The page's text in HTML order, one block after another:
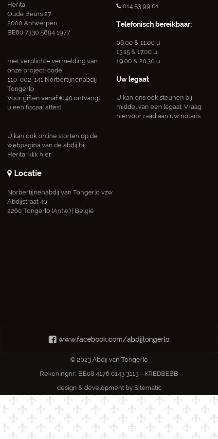
Herita
Oude Beurs 27
2000 Antwerpen
BE80 7330 5894 1977
met verplichte vermelding van
onze project-code:
110-002-141 Norbertijnenabdij
Tongerlo
Voor giften vanaf € 40 ontvangt
u een fiscaal attest.
U kan ook online storten op de
webpagina van de abdij bij
Herita: klik hier
014 53 99 01
Telefonisch bereikbaar:
08.00 & 11.00 u
13.15 & 17.00 u
19.00 & 20.30 u
Uw legaat
U kan ons ook steunen bij
middel van een legaat. Vraag
hiervoor raad aan uw notaris
Locatie
Norbertijnenabdij van Tongerlo vzw
Abdijstraat 40
2260 Tongerlo (Antw.) | België
www.facebook.com/abdijtongerlo
© 2023 Abdij van Tongerlo
Rekeningnr.: BE08 4176 0143 3113 - KREDBEBB
design & development by Sitematic